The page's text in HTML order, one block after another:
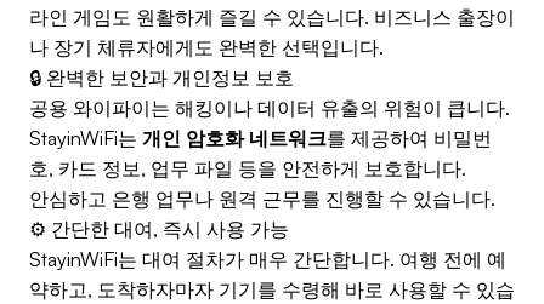
라인 게임도 원활하게 즐길 수 있습니다. 비즈니스 출장이
나 장기 체류자에게도 완벽한 선택입니다.
🔒 완벽한 보안과 개인정보 보호
공용 와이파이는 해킹이나 데이터 유출의 위험이 큽니다.
StayinWiFi는 개인 암호화 네트워크를 제공하여 비밀번
호, 카드 정보, 업무 파일 등을 안전하게 보호합니다.
안심하고 은행 업무나 원격 근무를 진행할 수 있습니다.
⚙️ 간단한 대여, 즉시 사용 가능
StayinWiFi는 대여 절차가 매우 간단합니다. 여행 전에 예
약하고, 도착하자마자 기기를 수령해 바로 사용할 수 있습